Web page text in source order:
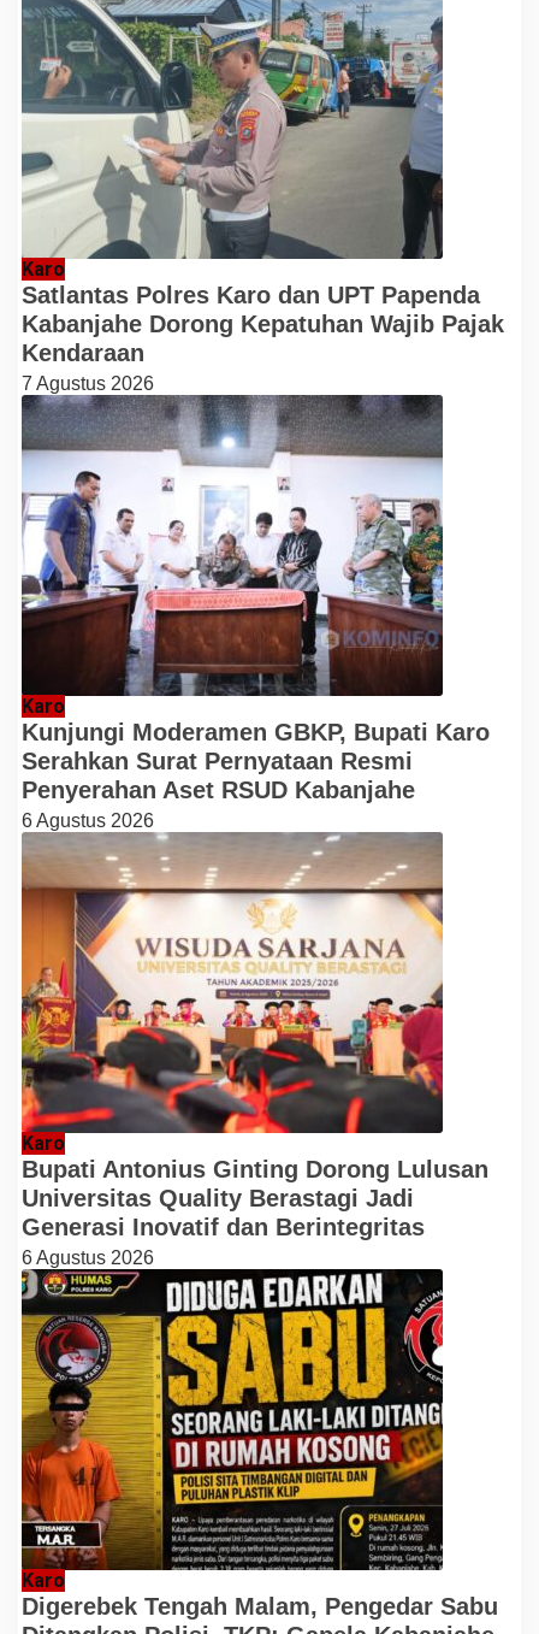
Karo
Satlantas Polres Karo dan UPT Papenda
Kabanjahe Dorong Kepatuhan Wajib Pajak
Kendaraan
7 Agustus 2026
Karo
Kunjungi Moderamen GBKP, Bupati Karo
Serahkan Surat Pernyataan Resmi
Penyerahan Aset RSUD Kabanjahe
6 Agustus 2026
Karo
Bupati Antonius Ginting Dorong Lulusan
Universitas Quality Berastagi Jadi
Generasi Inovatif dan Berintegritas
6 Agustus 2026
Karo
Digerebek Tengah Malam, Pengedar Sabu